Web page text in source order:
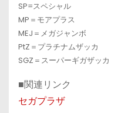
SP=スペシャル
MP＝モアプラス
MEJ＝メガジャンボ
PtZ＝プラチナムザッカ
SGZ＝スーパーギガザッカ
■関連リンク
セガプラザ